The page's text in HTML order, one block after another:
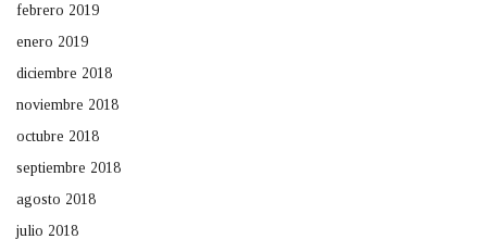
febrero 2019
enero 2019
diciembre 2018
noviembre 2018
octubre 2018
septiembre 2018
agosto 2018
julio 2018